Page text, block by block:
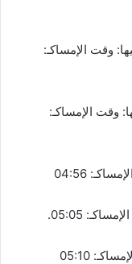
وقت الإمساكـ:
وقت الإمساكـ:
04:56
05:05.
05:10